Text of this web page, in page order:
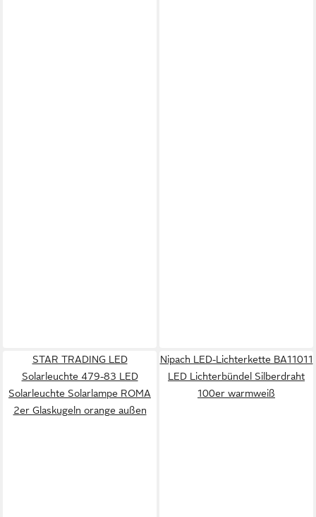
STAR TRADING LED
Solarleuchte 479-83 LED
Solarleuchte Solarlampe ROMA
2er Glaskugeln orange außen
Nipach LED-Lichterkette BA11011
LED Lichterbündel Silberdraht
100er warmweiß